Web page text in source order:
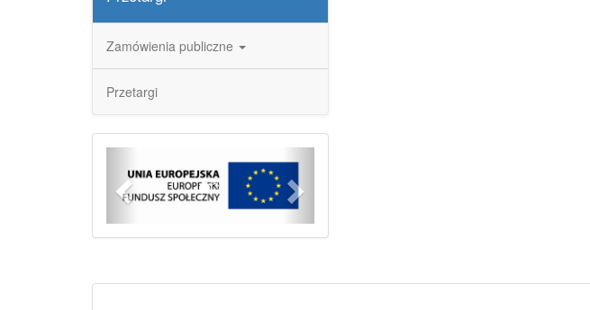
Zamówienia publiczne
Przetargi
Next